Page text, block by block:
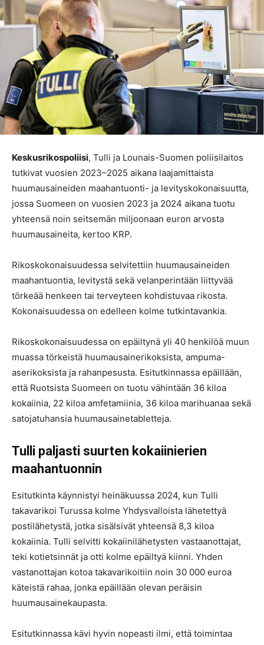
Keskusrikospoliisi, Tulli ja Lounais-Suomen poliisilaitos
tutkivat vuosien 2023–2025 aikana laajamittaista
huumausaineiden maahantuonti- ja levityskokonaisuutta,
jossa Suomeen on vuosien 2023 ja 2024 aikana tuotu
yhteensä noin seitsemän miljoonaan euron arvosta
huumausaineita, kertoo KRP.
Rikoskokonaisuudessa selvitettiin huumausaineiden
maahantuontia, levitystä sekä velanperintään liittyvää
törkeää henkeen tai terveyteen kohdistuvaa rikosta.
Kokonaisuudessa on edelleen kolme tutkintavankia.
Rikoskokonaisuudessa on epäiltynä yli 40 henkilöä muun
muassa törkeistä huumausainerikoksista, ampuma-
aserikoksista ja rahanpesusta. Esitutkinnassa epäillään,
että Ruotsista Suomeen on tuotu vähintään 36 kiloa
kokaiinia, 22 kiloa amfetamiinia, 36 kiloa marihuanaa sekä
satojatuhansia huumausainetabletteja.
Tulli paljasti suurten kokaiinierien
maahantuonnin
Esitutkinta käynnistyi heinäkuussa 2024, kun Tulli
takavarikoi Turussa kolme Yhdysvalloista lähetettyä
postilähetystä, jotka sisälsivät yhteensä 8,3 kiloa
kokaiinia. Tulli selvitti kokaiinilähetysten vastaanottajat,
teki kotietsinnät ja otti kolme epäiltyä kiinni. Yhden
vastanottajan kotoa takavarikoitiin noin 30 000 euroa
käteistä rahaa, jonka epäillään olevan peräisin
huumausainekaupasta.
Esitutkinnassa kävi hyvin nopeasti ilmi, että toimintaa